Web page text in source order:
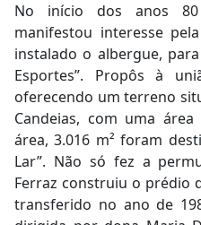
No início dos anos
manifestou interesse
instalado o albergue,
Esportes”. Propôs à
oferecendo um terreno
Candeias, com uma
área, 3.016 m² foram
Lar”. Não só fez a
Ferraz construiu o prédio
transferido no ano de